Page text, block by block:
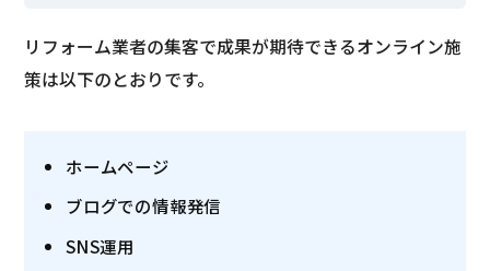
リフォーム業者の集客で成果が期待できるオンライン施
策は以下のとおりです。
ホームページ
ブログでの情報発信
SNS運用